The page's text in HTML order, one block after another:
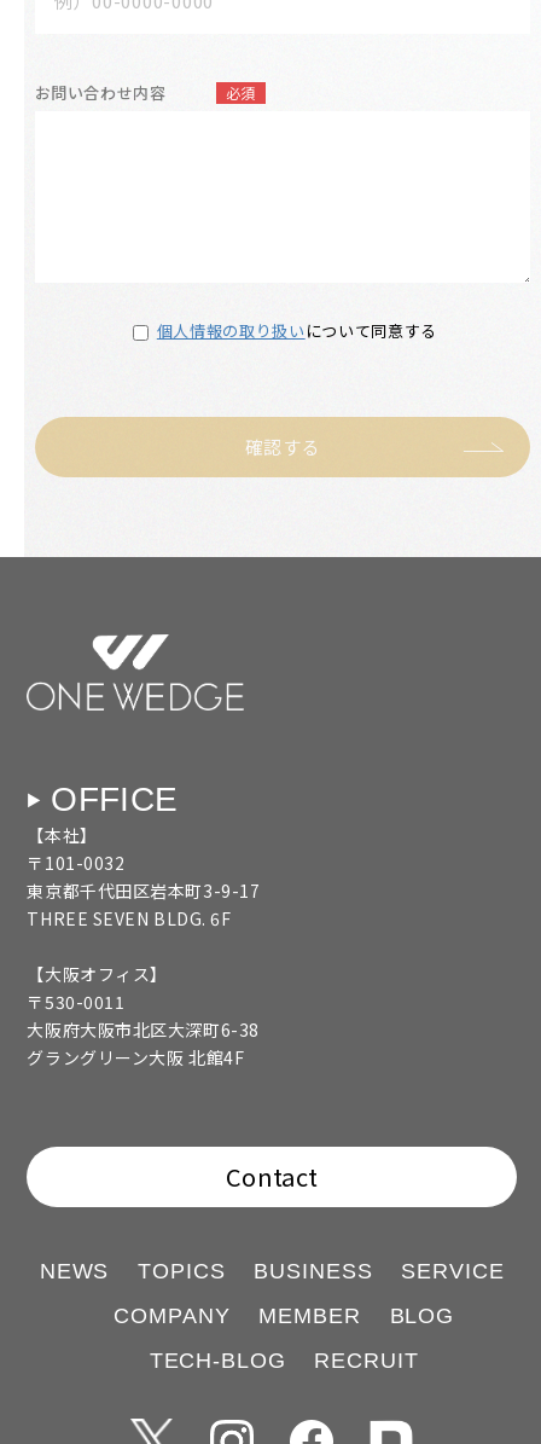
お問い合わせ内容 必須
個人情報の取り扱い について同意する
確認する
OFFICE
【本社】
〒101-0032
東京都千代田区岩本町3-9-17
THREE SEVEN BLDG. 6F
【大阪オフィス】
〒530-0011
大阪府大阪市北区大深町6-38
グラングリーン大阪 北館4F
Contact
NEWS TOPICS BUSINESS
SERVICE
COMPANY
MEMBER
BLOG
TECH-BLOG
RECRUIT